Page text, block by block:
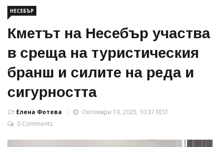
НЕСЕБЪР
Кметът на Несебър участва
в среща на туристическия
бранш и силите на реда и
сигурността
От Елена Фотева
Октомври 10, 2025, 10:37 EEST
0 Comments